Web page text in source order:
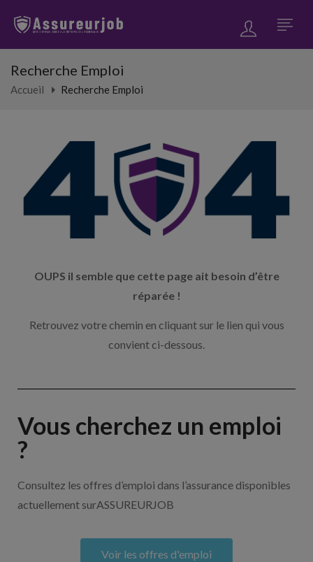
Recherche Emploi
Accueil Recherche Emploi
OUPS il semble que cette page ait besoin d’être
réparée !
Retrouvez votre chemin en cliquant sur le lien qui vous
convient ci-dessous.
Vous cherchez un emploi
?
Consultez les offres d’emploi dans l’assurance disponibles
actuellement surASSUREURJOB
Voir les offres d'emploi